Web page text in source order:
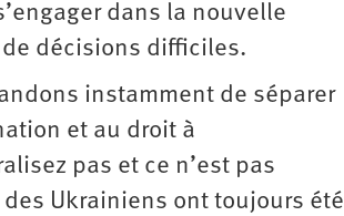
dans la nouvelle
décisions difficiles.
instamment de séparer
et au droit à
pas et ce n’est pas
Ukrainiens ont toujours été